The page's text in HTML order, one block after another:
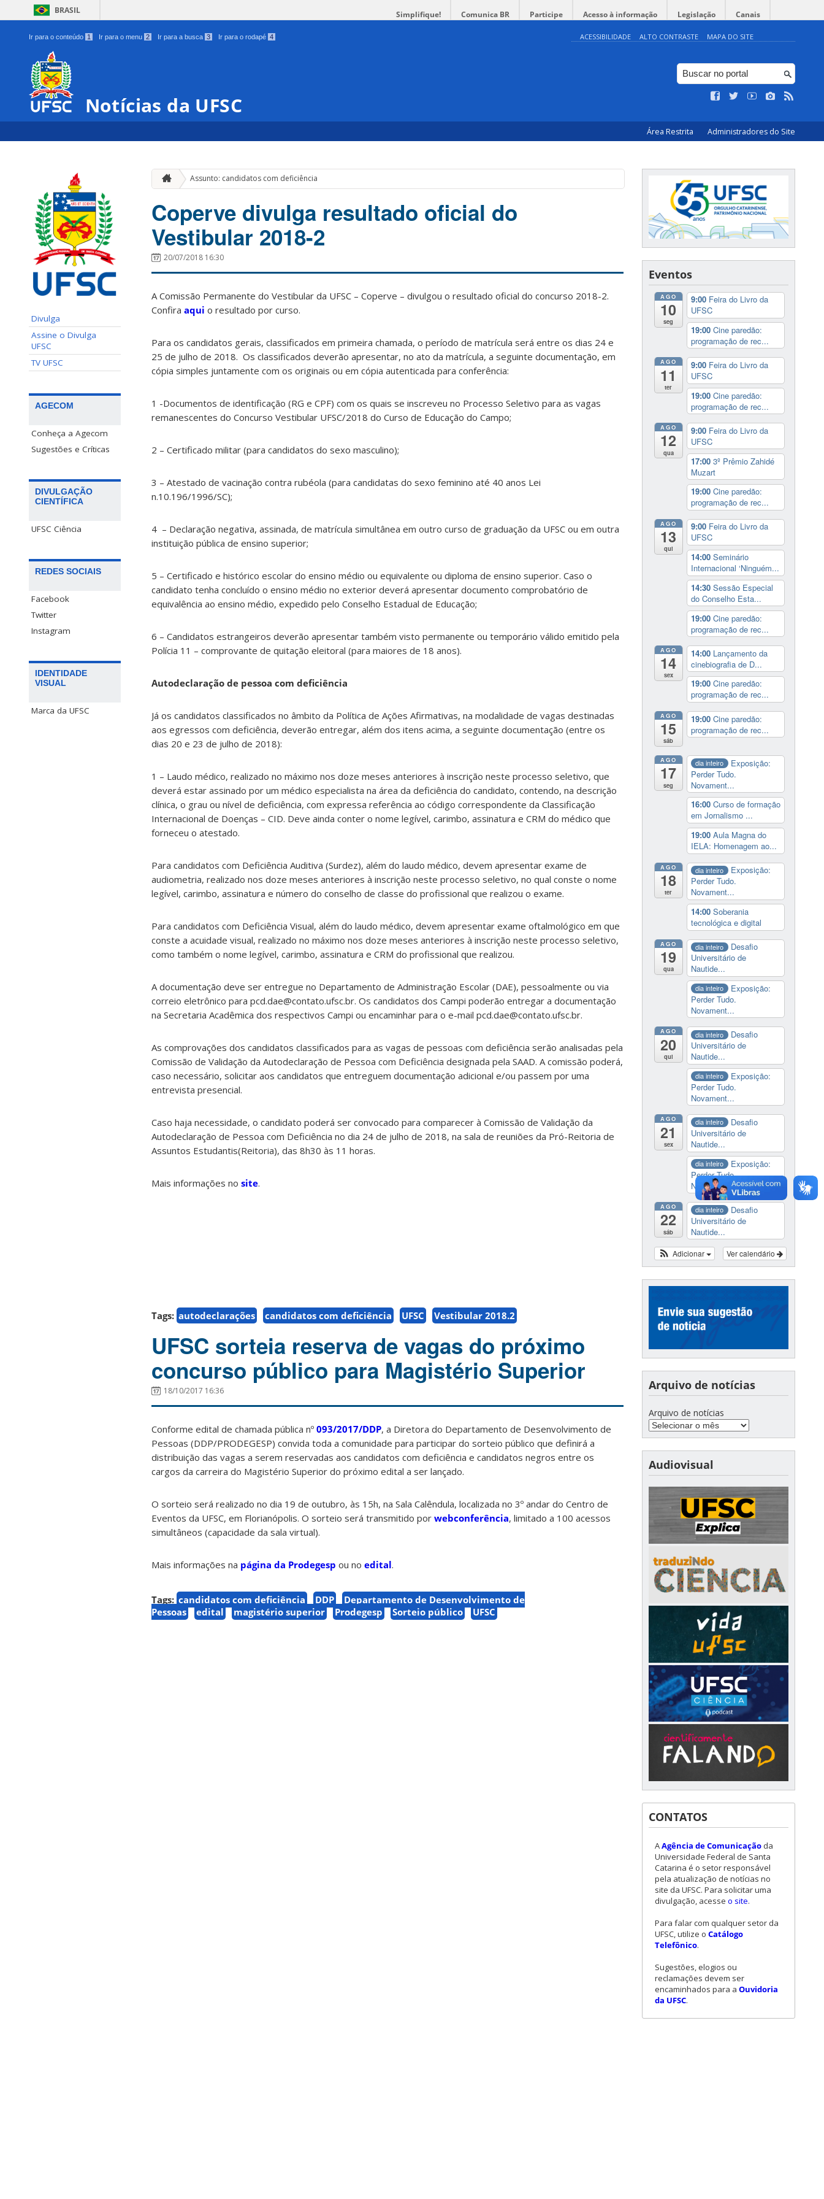
BRASIL Simplifique! Comunica BR Participe Acesso à informação Legislação Canais
Ir para o conteúdo 1 Ir para o menu 2 Ir para a busca 3 Ir para o rodapé 4 ACESSIBILIDADE ALTO CONTRASTE MAPA DO SITE
Notícias da UFSC
Área Restrita Administradores do Site
Divulga
Assine o Divulga
UFSC
TV UFSC
AGECOM
Conheça a Agecom
Sugestões e Críticas
DIVULGAÇÃO
CIENTÍFICA
UFSC Ciência
REDES SOCIAIS
Facebook
Twitter
Instagram
IDENTIDADE
VISUAL
Marca da UFSC
Assunto: candidatos com deficiência
Coperve divulga resultado oficial do
Vestibular 2018-2
20/07/2018 16:30
A Comissão Permanente do Vestibular da UFSC – Coperve – divulgou o resultado oficial do concurso 2018-2.
Confira aqui o resultado por curso.
Para os candidatos gerais, classificados em primeira chamada, o período de matrícula será entre os dias 24 e
25 de julho de 2018. Os classificados deverão apresentar, no ato da matrícula, a seguinte documentação, em
cópia simples juntamente com os originais ou em cópia autenticada para conferência:
1 -Documentos de identificação (RG e CPF) com os quais se inscreveu no Processo Seletivo para as vagas
remanescentes do Concurso Vestibular UFSC/2018 do Curso de Educação do Campo;
2 – Certificado militar (para candidatos do sexo masculino);
3 – Atestado de vacinação contra rubéola (para candidatas do sexo feminino até 40 anos Lei
n.10.196/1996/SC);
4 – Declaração negativa, assinada, de matrícula simultânea em outro curso de graduação da UFSC ou em outra
instituição pública de ensino superior;
5 – Certificado e histórico escolar do ensino médio ou equivalente ou diploma de ensino superior. Caso o
candidato tenha concluído o ensino médio no exterior deverá apresentar documento comprobatório de
equivalência ao ensino médio, expedido pelo Conselho Estadual de Educação;
6 – Candidatos estrangeiros deverão apresentar também visto permanente ou temporário válido emitido pela
Polícia 11 – comprovante de quitação eleitoral (para maiores de 18 anos).
Autodeclaração de pessoa com deficiência
Já os candidatos classificados no âmbito da Política de Ações Afirmativas, na modalidade de vagas destinadas
aos egressos com deficiência, deverão entregar, além dos itens acima, a seguinte documentação (entre os
dias 20 e 23 de julho de 2018):
1 – Laudo médico, realizado no máximo nos doze meses anteriores à inscrição neste processo seletivo, que
deverá estar assinado por um médico especialista na área da deficiência do candidato, contendo, na descrição
clínica, o grau ou nível de deficiência, com expressa referência ao código correspondente da Classificação
Internacional de Doenças – CID. Deve ainda conter o nome legível, carimbo, assinatura e CRM do médico que
forneceu o atestado.
Para candidatos com Deficiência Auditiva (Surdez), além do laudo médico, devem apresentar exame de
audiometria, realizado nos doze meses anteriores à inscrição neste processo seletivo, no qual conste o nome
legível, carimbo, assinatura e número do conselho de classe do profissional que realizou o exame.
Para candidatos com Deficiência Visual, além do laudo médico, devem apresentar exame oftalmológico em que
conste a acuidade visual, realizado no máximo nos doze meses anteriores à inscrição neste processo seletivo,
como também o nome legível, carimbo, assinatura e CRM do profissional que realizou.
A documentação deve ser entregue no Departamento de Administração Escolar (DAE), pessoalmente ou via
correio eletrônico para pcd.dae@contato.ufsc.br. Os candidatos dos Campi poderão entregar a documentação
na Secretaria Acadêmica dos respectivos Campi ou encaminhar para o e-mail pcd.dae@contato.ufsc.br.
As comprovações dos candidatos classificados para as vagas de pessoas com deficiência serão analisadas pela
Comissão de Validação da Autodeclaração de Pessoa com Deficiência designada pela SAAD. A comissão poderá,
caso necessário, solicitar aos candidatos que entreguem documentação adicional e/ou passem por uma
entrevista presencial.
Caso haja necessidade, o candidato poderá ser convocado para comparecer à Comissão de Validação da
Autodeclaração de Pessoa com Deficiência no dia 24 de julho de 2018, na sala de reuniões da Pró-Reitoria de
Assuntos Estudantis(Reitoria), das 8h30 às 11 horas.
Mais informações no site.
Tags: autodeclarações candidatos com deficiência UFSC Vestibular 2018.2
UFSC sorteia reserva de vagas do próximo
concurso público para Magistério Superior
18/10/2017 16:36
Conforme edital de chamada pública nº 093/2017/DDP, a Diretora do Departamento de Desenvolvimento de
Pessoas (DDP/PRODEGESP) convida toda a comunidade para participar do sorteio público que definirá a
distribuição das vagas a serem reservadas aos candidatos com deficiência e candidatos negros entre os
cargos da carreira do Magistério Superior do próximo edital a ser lançado.
O sorteio será realizado no dia 19 de outubro, às 15h, na Sala Calêndula, localizada no 3º andar do Centro de
Eventos da UFSC, em Florianópolis. O sorteio será transmitido por webconferência, limitado a 100 acessos
simultâneos (capacidade da sala virtual).
Mais informações na página da Prodegesp ou no edital.
Tags: candidatos com deficiência DDP
Departamento de Desenvolvimento de
Pessoas
edital magistério superior Prodegesp Sorteio público UFSC
Eventos
AGO
10
seg
9:00 Feira do Livro da
UFSC
19:00 Cine paredão:
programação de rec...
AGO
11
ter
9:00 Feira do Livro da
UFSC
19:00 Cine paredão:
programação de rec...
AGO
12
qua
9:00 Feira do Livro da
UFSC
17:00 3º Prêmio Zahidé
Muzart
19:00 Cine paredão:
programação de rec...
AGO
13
qui
9:00 Feira do Livro da
UFSC
14:00 Seminário
Internacional ‘Ninguém...
14:30 Sessão Especial
do Conselho Esta...
19:00 Cine paredão:
programação de rec...
AGO
14
sex
14:00 Lançamento da
cinebiografia de D...
19:00 Cine paredão:
programação de rec...
AGO
15
sáb
19:00 Cine paredão:
programação de rec...
AGO
17
seg
dia inteiro
Exposição:
Perder Tudo.
Novament...
16:00 Curso de formação
em Jornalismo ...
19:00 Aula Magna do
IELA: Homenagem ao...
AGO
18
ter
dia inteiro
Exposição:
Perder Tudo.
Novament...
14:00 Soberania
tecnológica e digital
AGO
19
qua
dia inteiro
Desafio
Universitário de
Nautide...
dia inteiro
Exposição:
Perder Tudo.
Novament...
AGO
20
qui
dia inteiro
Desafio
Universitário de
Nautide...
dia inteiro
Exposição:
Perder Tudo.
Novament...
AGO
21
sex
dia inteiro
Desafio
Universitário de
Nautide...
dia inteiro
Exposição:
Perder Tudo.
Novament...
AGO
22
sáb
dia inteiro
Desafio
Universitário de
Nautide...
Ver calendário
Adicionar
Arquivo de notícias
Arquivo de notícias
Audiovisual
CONTATOS
AAgência de Comunicação da
Universidade Federal de Santa
Catarina é o setor responsável
pela atualização de notícias no
site da UFSC. Para solicitar uma
divulgação, acesse o site.
Para falar com qualquer setor da
UFSC, utilize o Catálogo
Telefônico.
Sugestões, elogios ou
reclamações devem ser
encaminhados para a Ouvidoria
da UFSC.